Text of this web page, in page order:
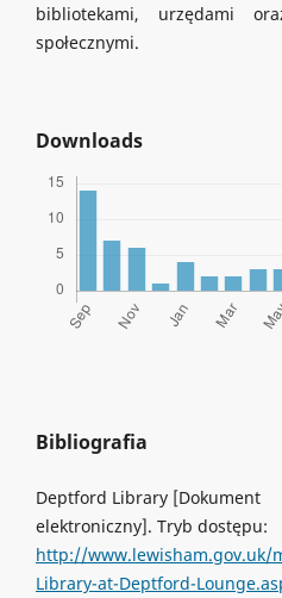
bibliotekami, urzędami
społecznymi.
Downloads
Bibliografia
Deptford Library [Dokument
elektroniczny]. Tryb dostępu:
http://www.lewisham.gov.uk/
Library-at-Deptford-